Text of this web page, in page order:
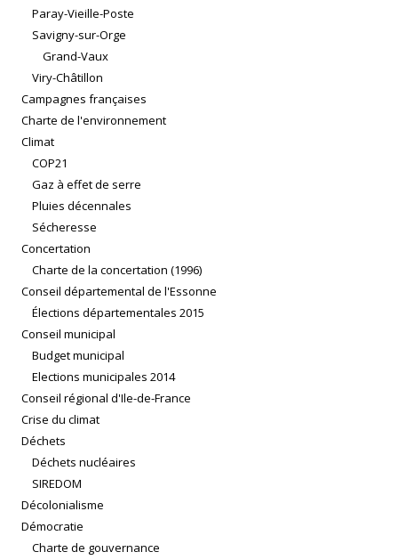
Paray-Vieille-Poste
Savigny-sur-Orge
Grand-Vaux
Viry-Châtillon
Campagnes françaises
Charte de l'environnement
Climat
COP21
Gaz à effet de serre
Pluies décennales
Sécheresse
Concertation
Charte de la concertation (1996)
Conseil départemental de l'Essonne
Élections départementales 2015
Conseil municipal
Budget municipal
Elections municipales 2014
Conseil régional d'Ile-de-France
Crise du climat
Déchets
Déchets nucléaires
SIREDOM
Décolonialisme
Démocratie
Charte de gouvernance